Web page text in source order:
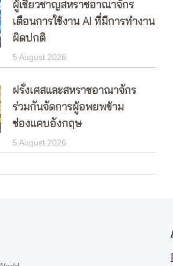
ผู้เชี่ยวชาญสหราชอาณาจักร
เตือนการใช้งาน AI ที่มีการทำงาน
ผิดปกติ
5 August 2026
ฝรั่งเศสและสหราชอาณาจักร
ร่วมกันจัดการผู้อพยพข้าม
ช่องแคบอังกฤษ
5 August 2026